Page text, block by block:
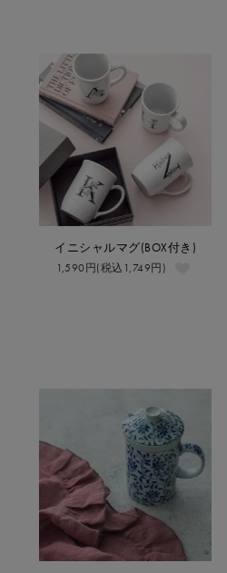
イニシャルマグ(BOX付き)
1,590円(税込1,749円)